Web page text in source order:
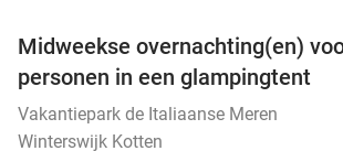
Midweekse overnachting(en)
personen in een glampingtent
Vakantiepark de Italiaanse Meren
Winterswijk Kotten